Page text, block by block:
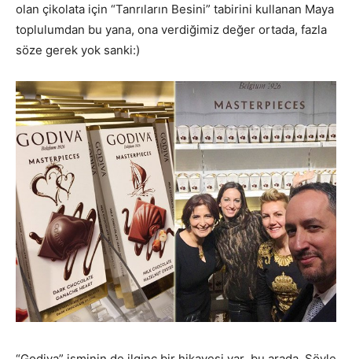
olan çikolata için “Tanrıların Besini” tabirini kullanan Maya
toplulumdan bu yana, ona verdiğimiz değer ortada, fazla
söze gerek yok sanki:)